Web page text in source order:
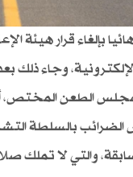
وجاء ذلك
الطعن المختص،
بالسلطة
والتي لا تملك